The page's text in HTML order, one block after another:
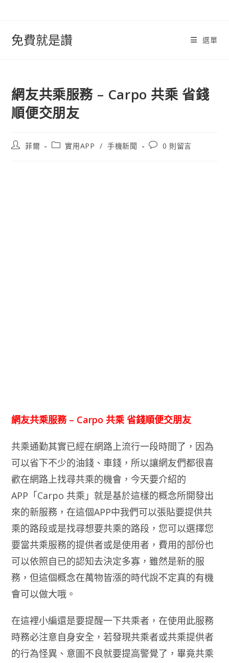
免費就是讚 選單
網友共乘服務 – Carpo 共乘 省錢
順便交朋友
文
菲爾
文
實用APP / 手機新聞
文
0 則留言
網友共乘服務 – Carpo 共乘 省錢順便交朋友
共乘通勤其實已經在網路上流行一段時間了，因為
可以省下不少的油錢、車錢，所以讓網友們都很喜
歡在網路上找尋共乘的機會，今天要介紹的
APP「Carpo 共乘」就是基於這樣的概念所開發出
來的新服務，在這個APP中我們可以張貼要提供共
乘的路段或是找尋想要共乘的路段，您可以選擇您
要當共乘服務的提供者或是使用者，費用的部份也
可以依照自已的認知去決定多寡，雖然是新的服
務，但這個概念在萬物皆漲的時代說不定真的有機
會可以做大哦。
在這裡小編還是要提醒一下共乘者，在使用此服務
時務必注意自身安全，若發現共乘者或共乘提供者
的行為怪異、意圖不良就要提高警覺了，畢竟共乘